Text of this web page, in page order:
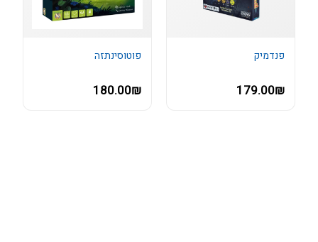
פנדמיק
179.00₪
פוטוסינתזה
180.00₪